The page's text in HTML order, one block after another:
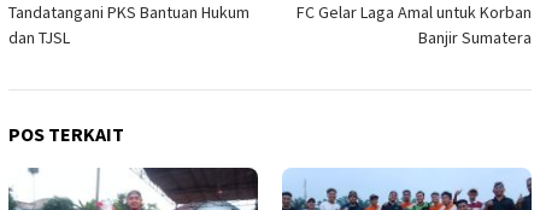
Tandatangani PKS Bantuan Hukum
dan TJSL
FC Gelar Laga Amal untuk Korban
Banjir Sumatera
POS TERKAIT